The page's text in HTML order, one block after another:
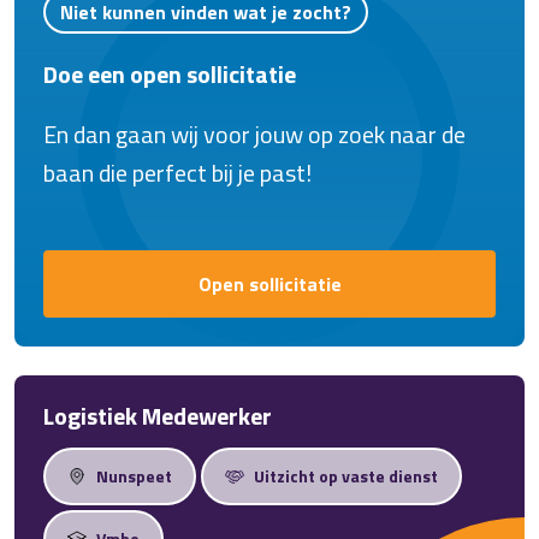
voor een opdrachtgever in Nijkerk!
Niet kunnen vinden wat je zocht?
Doe een open sollicitatie
En dan gaan wij voor jouw op zoek naar de
baan die perfect bij je past!
Open sollicitatie
Logistiek Medewerker
Nunspeet Uitzicht op vaste dienst